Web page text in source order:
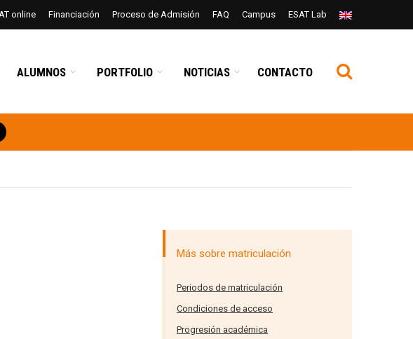
online Financiación Proceso de Admisión FAQ Campus ESAT Lab
ALUMNOS PORTFOLIO NOTICIAS CONTACTO
Más sobre matriculación
Periodos de matriculación
Condiciones de acceso
Progresión académica